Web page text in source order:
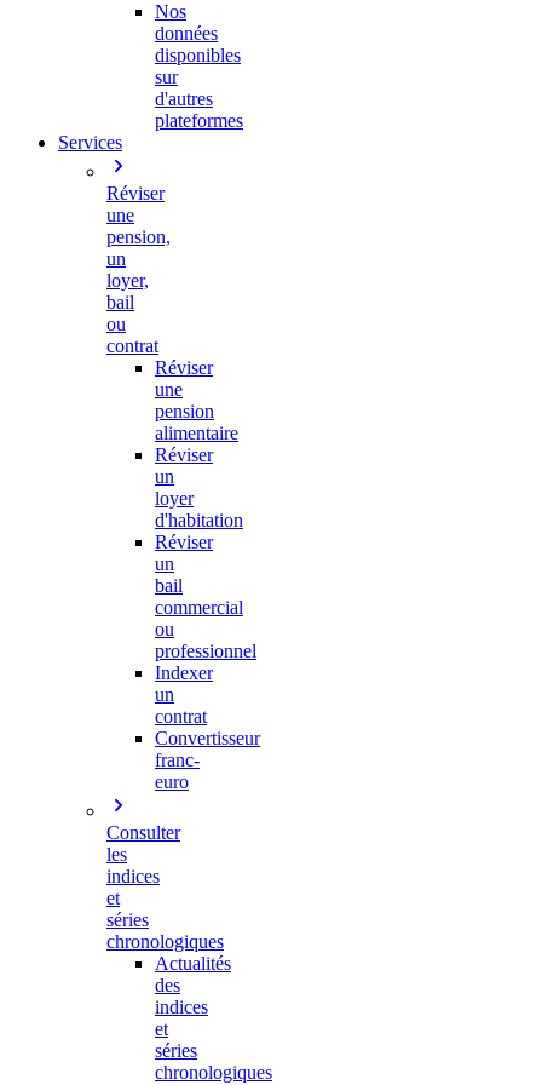
Nos
données
disponibles
sur
d'autres
plateformes
Services
Réviser
une
pension,
un
loyer,
bail
ou
contrat
Réviser
une
pension
alimentaire
Réviser
un
loyer
d'habitation
Réviser
un
bail
commercial
ou
professionnel
Indexer
un
contrat
Convertisseur
franc-
euro
Consulter
les
indices
et
séries
chronologiques
Actualités
des
indices
et
séries
chronologiques